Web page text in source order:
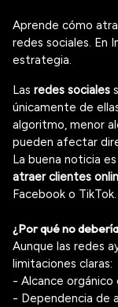
Aprende cómo
redes sociales. En
estrategia.
Las redes sociales
únicamente de
algoritmo, menor
pueden afectar
La buena noticia
atraer clientes
Facebook o TikTok.
¿Por qué no
Aunque las redes
limitaciones claras:
- Alcance orgánico
- Dependencia de